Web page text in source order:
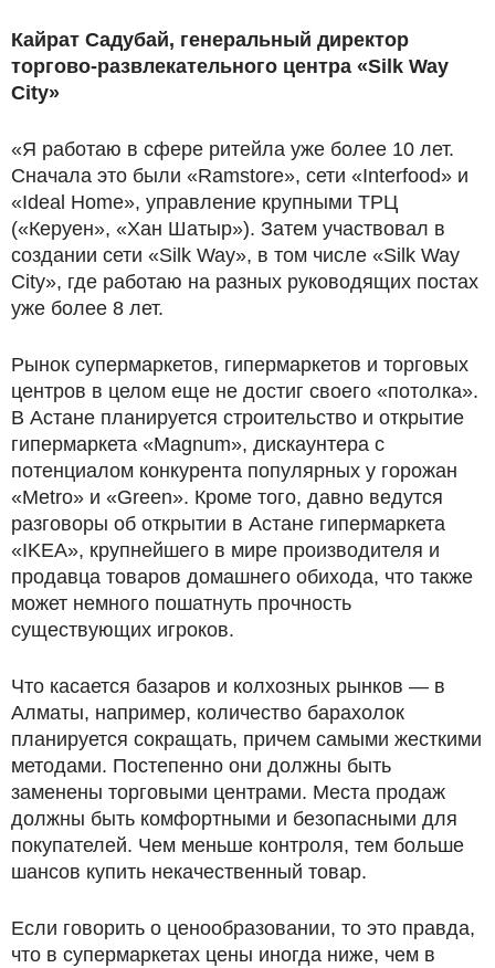
Кайрат Садубай, генеральный директор
торгово-развлекательного центра «Silk Way
City»
«Я работаю в сфере ритейла уже более 10 лет.
Сначала это были «Ramstore», сети «Interfood» и
«Ideal Home», управление крупными ТРЦ
(«Керуен», «Хан Шатыр»). Затем участвовал в
создании сети «Silk Way», в том числе «Silk Way
City», где работаю на разных руководящих постах
уже более 8 лет.
Рынок супермаркетов, гипермаркетов и торговых
центров в целом еще не достиг своего «потолка».
В Астане планируется строительство и открытие
гипермаркета «Magnum», дискаунтера с
потенциалом конкурента популярных у горожан
«Metro» и «Green». Кроме того, давно ведутся
разговоры об открытии в Астане гипермаркета
«IKEA», крупнейшего в мире производителя и
продавца товаров домашнего обихода, что также
может немного пошатнуть прочность
существующих игроков.
Что касается базаров и колхозных рынков — в
Алматы, например, количество барахолок
планируется сокращать, причем самыми жесткими
методами. Постепенно они должны быть
заменены торговыми центрами. Места продаж
должны быть комфортными и безопасными для
покупателей. Чем меньше контроля, тем больше
шансов купить некачественный товар.
Если говорить о ценообразовании, то это правда,
что в супермаркетах цены иногда ниже, чем в